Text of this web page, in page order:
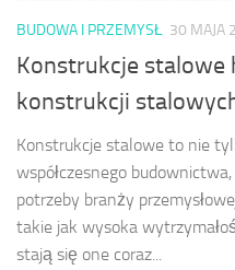
BUDOWA I PRZEMYSŁ 30 MAJA
Konstrukcje
konstrukcji
Konstrukcje stalowe to nie
współczesnego
potrzeby branży
takie jak wysoka
stają się one coraz...